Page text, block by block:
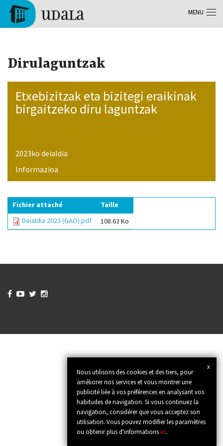
Aller au contenu principal
Dirulaguntzak
Etxebizitzak eta bizitegi eraikinak
birgaitzeko diru laguntzak
2023ko deialdia
Informazioa
Fichier attaché
Taille
Deialdia 2023 (GAO).pdf
108.63 Ko
x
Nous utilisons des cookies et des tiers, pour
améliorer nos services et vous montrer une
publicité liée à vos préférences en analysant vos
habitudes de navigation. Si vous continuez la
navigation, considérer que vous acceptez son
utilisation. Vous pouvez modifier les paramètres
ou obtenir plus d'informationsici.
   
MENU